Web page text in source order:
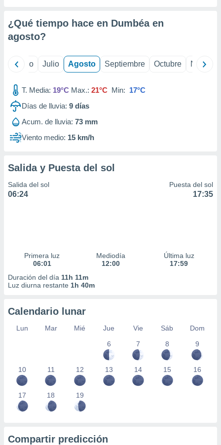
e
de
¿Qué tiempo hace en Dumbéa en
agosto?
Junio Julio Agosto Septiembre Octubre
T. Media: 19°C Max.: 21°C Min: 17°C
Días de lluvia: 9 días
Acum. de lluvia: 73 mm
Viento medio: 15 km/h
Salida y Puesta del sol
Salida del sol
06:24
Puesta del sol
17:35
Primera luz
06:01
Mediodía
12:00
Última luz
17:59
Duración del día 11h 11m
Luz diurna restante 1h 40m
Calendario lunar
Lun Mar Mié Jue Vie Sáb
Dom
6
7 8 9
10 11 12 13 14 15 16
17 18 19
Compartir predicción